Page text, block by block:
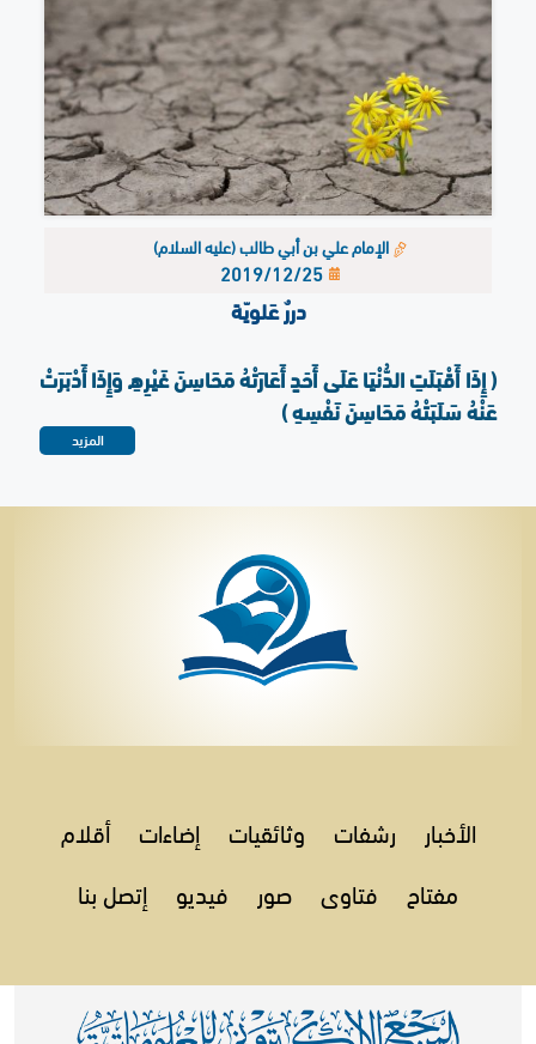
الإمام علي بن أبي طالب (عليه السلام)
2019/12/25
دررٌ عَلويّة
( إِذَا أَقْبَلَتِ الدُّنْيَا عَلَى أَحَدٍ أَعَارَتْهُ مَحَاسِنَ غَيْرِهِ وَإِذَا أَدْبَرَتْ
عَنْهُ سَلَبَتْهُ مَحَاسِنَ نَفْسِهِ )
المزيد
الأخبار رشفات وثائقيات إضاءات
أقلام
مفتاح
فتاوى صور فيديو إتصل بنا